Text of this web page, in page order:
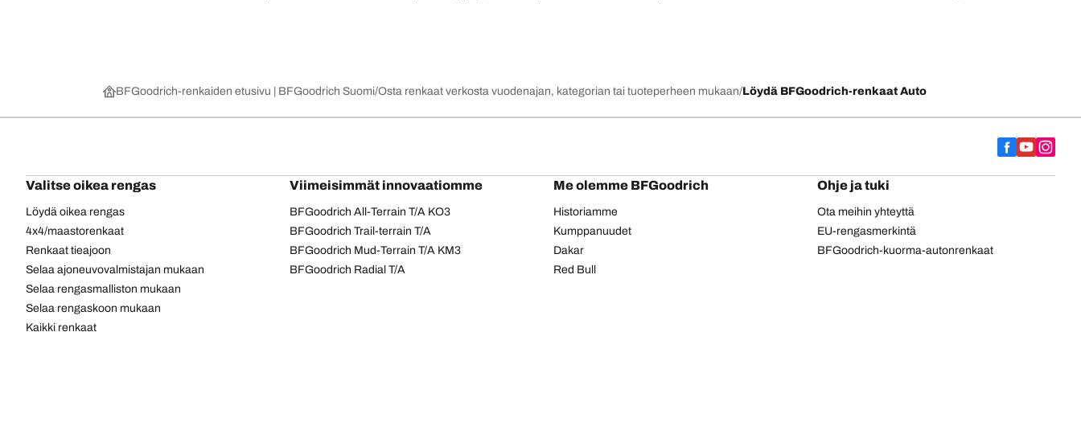
BFGoodrich-renkaiden etusivu | BFGoodrich Suomi Osta renkaat verkosta vuodenajan, kategorian tai tuoteperheen mukaan Löydä BFGoodrich-renkaat Auto
Valitse oikea rengas
Löydä oikea rengas
4x4/maastorenkaat
Renkaat tieajoon
Selaa ajoneuvovalmistajan mukaan
Selaa rengasmalliston mukaan
Selaa rengaskoon mukaan
Kaikki renkaat
Viimeisimmät innovaatiomme
BFGoodrich All-Terrain T/A KO3
BFGoodrich Trail-terrain T/A
BFGoodrich Mud-Terrain T/A KM3
BFGoodrich Radial T/A
Me olemme BFGoodrich
Historiamme
Kumppanuudet
Dakar
Red Bull
Ohje ja tuki
Ota meihin yhteyttä
EU-rengasmerkintä
BFGoodrich-kuorma-autonrenkaat